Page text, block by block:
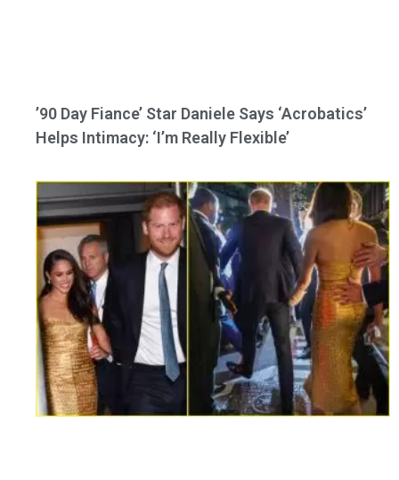
’90 Day Fiance’ Star Daniele Says ‘Acrobatics’
Helps Intimacy: ‘I’m Really Flexible’